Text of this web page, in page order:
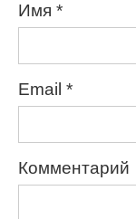
Имя *
Email *
Комментарий